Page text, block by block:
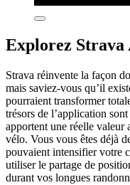
Explorez Strava
Strava réinvente la façon
mais saviez-vous qu’il
pourraient transformer
trésors de l’application
apportent une réelle valeur
vélo. Vous vous êtes déjà
pouvaient intensifier votre
utiliser le partage de
durant vos longues